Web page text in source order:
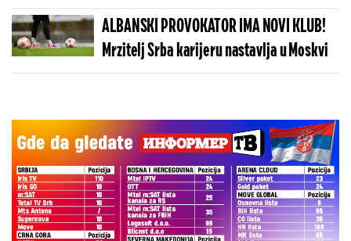
brutalnu poruku
ALBANSKI PROVOKATOR IMA NOVI KLUB!
Mrzitelj Srba karijeru nastavlja u Moskvi